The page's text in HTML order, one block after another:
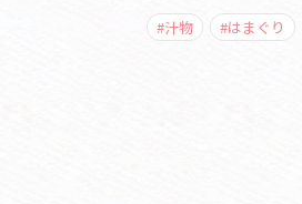
#汁物 #はまぐり